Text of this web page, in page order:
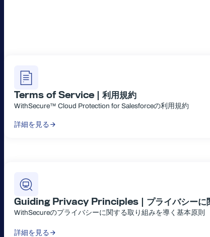
Terms of Service |利用規約
WithSecure™ Cloud Protection for Salesforceの利用規約
詳細を見る
Guiding Privacy Principles | プライバシーに
WithSecureのプライバシーに関する取り組みを導く基本原則
詳細を見る